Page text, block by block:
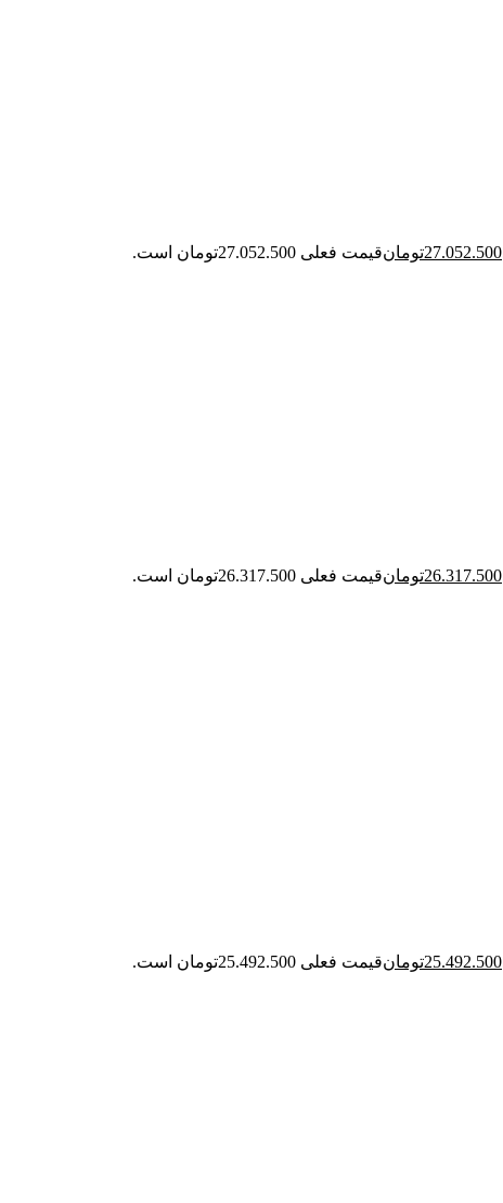
27.052.500تومانقیمت فعلی 27.052.500تومان است.
26.317.500تومانقیمت فعلی 26.317.500تومان است.
25.492.500تومانقیمت فعلی 25.492.500تومان است.